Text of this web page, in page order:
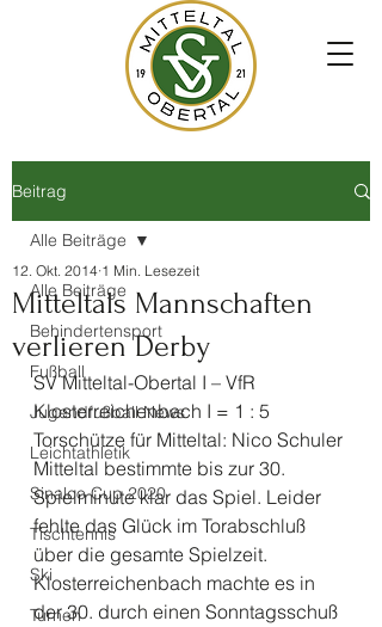
Beitrag
Alle Beiträge
Behindertensport
Fußball
Jugendfußball News
Leichtathletik
Sinalco Cup 2020
Tischtennis
Ski
Turnen
Alle Beiträge
Mitteltals Mannschaften
verlieren Derby
12. Okt. 2014 1 Min. Lesezeit
SV Mitteltal-Obertal I – VfR
Klosterreichenbach I = 1 : 5
Torschütze für Mitteltal: Nico Schuler
Mitteltal bestimmte bis zur 30.
Spielminute klar das Spiel. Leider
fehlte das Glück im Torabschluß
über die gesamte Spielzeit.
Klosterreichenbach machte es in
der 30. durch einen Sonntagsschuß